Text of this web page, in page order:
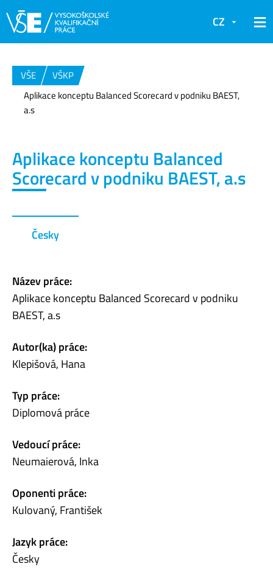
CZ
VŠE
VŠKP
Aplikace konceptu Balanced Scorecard v podniku BAEST,
a.s
Aplikace konceptu Balanced
Scorecard v podniku BAEST, a.s
Česky
Název práce:
Aplikace konceptu Balanced Scorecard v podniku
BAEST, a.s
Autor(ka) práce:
Klepišová, Hana
Typ práce:
Diplomová práce
Vedoucí práce:
Neumaierová, Inka
Oponenti práce:
Kulovaný, František
Jazyk práce:
Česky